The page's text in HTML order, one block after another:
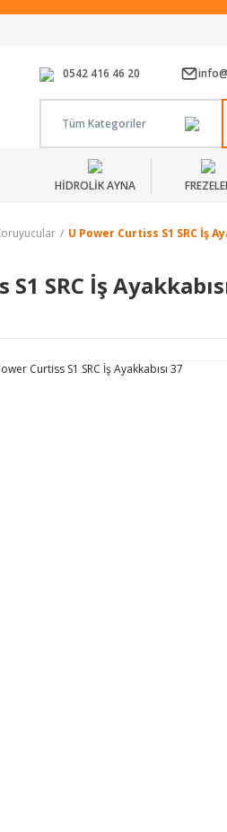
0542 416 46 20
Tüm Kategoriler
HİDROLİK AYNA
U Power Curtiss S1 SRC İş
SRC İş